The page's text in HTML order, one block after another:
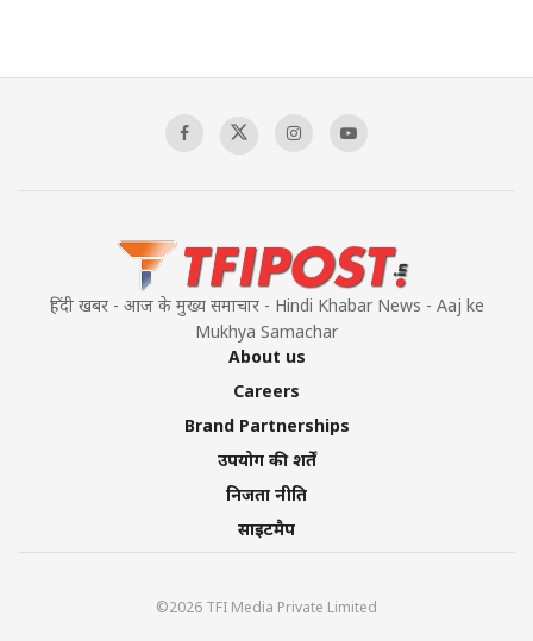
हिंदी खबर - आज के मुख्य समाचार - Hindi Khabar News - Aaj ke
Mukhya Samachar
About us
Careers
Brand Partnerships
उपयोग की शर्तें
निजता नीति
साइटमैप
©2026 TFI Media Private Limited